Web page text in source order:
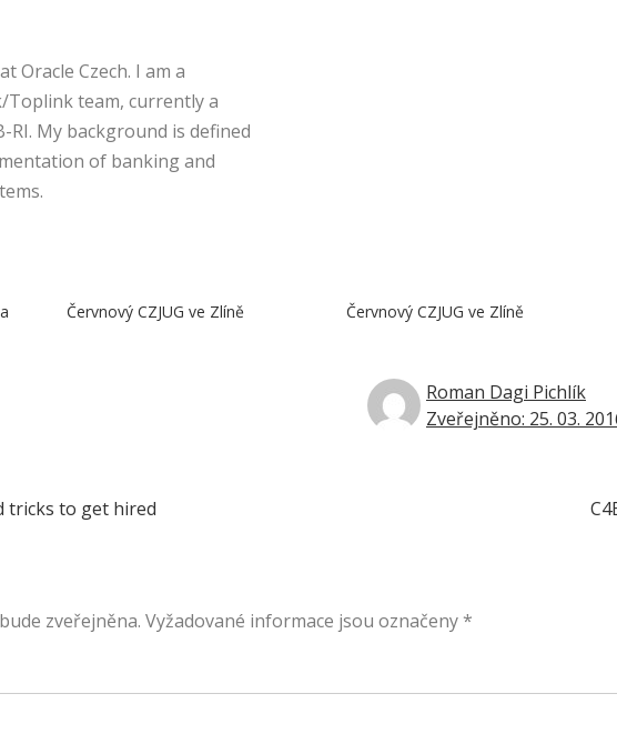
Oracle Czech. I am a
Toplink team, currently a
RI. My background is defined
of banking and
Červnový CZJUG ve Zlíně Červnový CZJUG ve Zlíně
Roman Dagi Pichlík
Zveřejněno: 25. 03.
tricks to get hired
zveřejněna. Vyžadované informace jsou označeny *